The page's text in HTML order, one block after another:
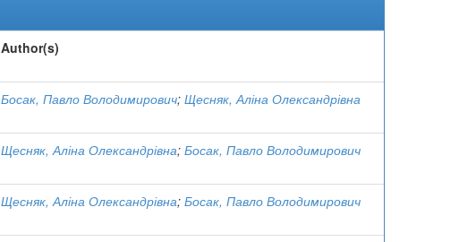
Author(s)
Босак, Павло Володимирович; Щесняк, Аліна Олександрівна
Щесняк, Аліна Олександрівна; Босак, Павло Володимирович
Щесняк, Аліна Олександрівна; Босак, Павло Володимирович